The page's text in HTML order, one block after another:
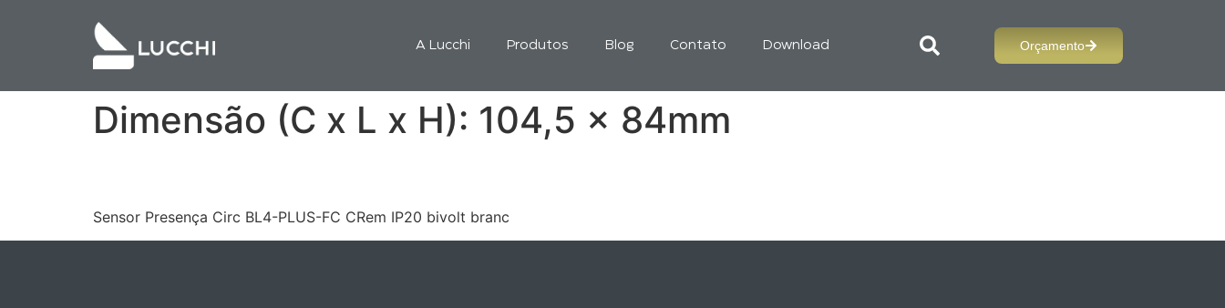
A Lucchi Produtos Blog Contato Download Orçamento
Dimensão (C x L x H): 104,5 x 84mm
Sensor Presença Circ BL4-PLUS-FC CRem IP20 bivolt branc